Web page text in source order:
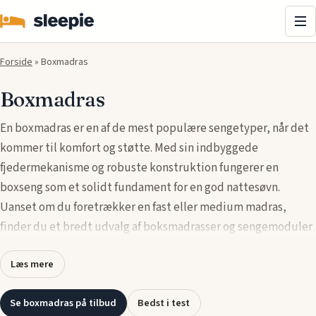
Forside» Boxmadras
Boxmadras
En boxmadras er en af de mest populære sengetyper, når det
kommer til komfort og støtte. Med sin indbyggede
fjedermekanisme og robuste konstruktion fungerer en
boxseng som et solidt fundament for en god nattesøvn.
Uanset om du foretrækker en fast eller medium madras,
finder du et bredt udvalg af boksmadrasser og sengemoduler
i forskellige størrelser og designs, der passer til dine behov og
kropsbygning.
👉Se flere boxmadrasser her
Læs mere
Se boxmadras på tilbud Bedst i test